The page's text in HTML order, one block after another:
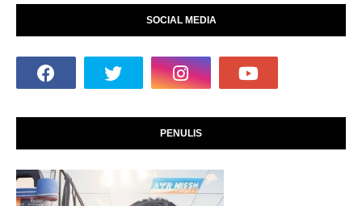
SOCIAL MEDIA
PENULIS